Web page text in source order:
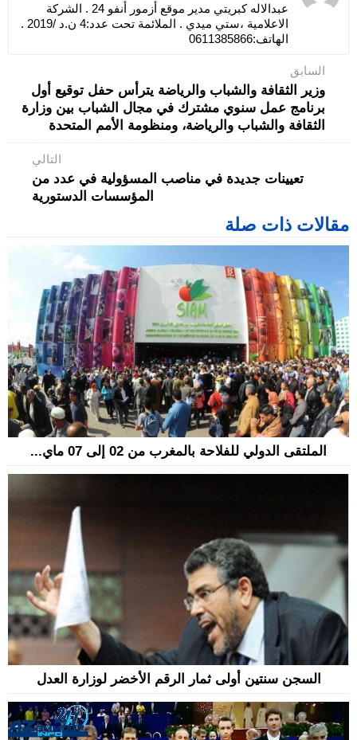
عبدالاله كبريتي مدير موقع أزمور أنفو 24 . الشركة
الاعلامية ،ستي ميدي . الملائمة تحت عدد:4 ن.د /2019 .
الهاتف:0611385866
السابق
وزير الثقافة والشباب والرياضة يترأس حفل توقيع أول
برنامج عمل سنوي مشترك في مجال الشباب بين وزارة
الثقافة والشباب والرياضة، ومنظومة الأمم المتحدة
التالي
تعيينات جديدة في مناصب المسؤولية في عدد من
المؤسسات الدستورية
مقالات ذات صلة
الملتقى الدولي للفلاحة بالمغرب من 02 إلى 07 ماي...
السجن سنتين أولى ثمار الرقم الأخضر لوزارة العدل‎